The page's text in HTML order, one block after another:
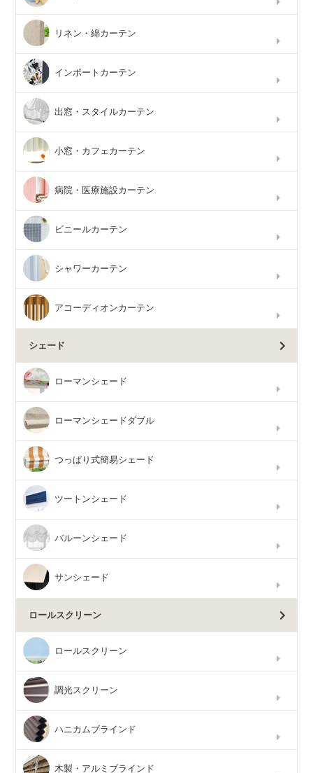
リネン・綿カーテン
インポートカーテン
出窓・スタイルカーテン
小窓・カフェカーテン
病院・医療施設カーテン
ビニールカーテン
シャワーカーテン
アコーディオンカーテン
シェード
ローマンシェード
ローマンシェードダブル
つっぱり式簡易シェード
ツートンシェード
バルーンシェード
サンシェード
ロールスクリーン
ロールスクリーン
調光スクリーン
ハニカムブラインド
木製・アルミブラインド